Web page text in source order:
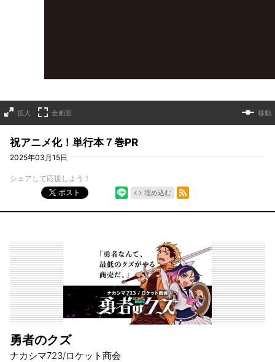
拡大 全画面 移動
祝アニメ化！単行本７巻PR
2025年03月15日
シェアして応援しよう！
ポスト
埋め込む
RSSフィード
勇者のクズ
ナカシマ723/ロケット商会